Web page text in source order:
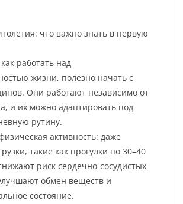
что важно знать в первую
работать над
жизни, полезно начать с
Они работают независимо от
и их можно адаптировать под
рутину.
активность: даже
такие как прогулки по 30–40
риск сердечно-сосудистых
обмен веществ и
состояние.